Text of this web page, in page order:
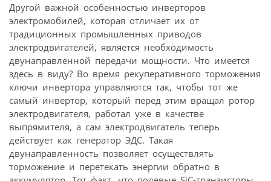
Другой важной особенностью инверторов
электромобилей, которая отличает их от
традиционных промышленных приводов
электродвигателей, является необходимость
двунаправленной передачи мощности. Что имеется
здесь в виду? Во время рекуперативного торможения
ключи инвертора управляются так, чтобы тот же
самый инвертор, который перед этим вращал ротор
электродвигателя, работал уже в качестве
выпрямителя, а сам электродвигатель теперь
действует как генератор ЭДС. Такая
двунаправленность позволяет осуществлять
торможение и перетекать энергии обратно в